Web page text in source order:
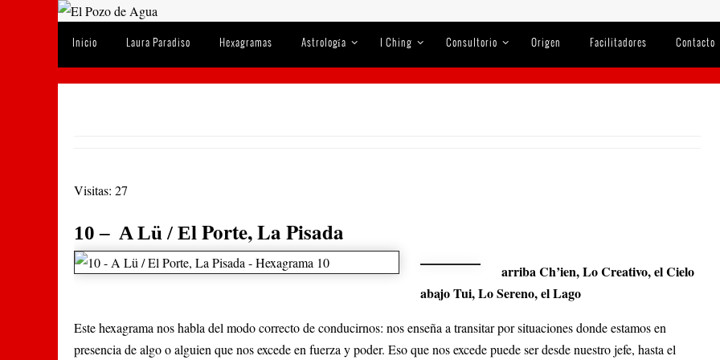
contenido
Inicio Laura Paradiso Hexagramas Astrología I Ching Consultorio Origen Facilitadores Contacto
Visitas: 27
10 – A Lü / El Porte, La Pisada
arriba Ch’ien, Lo Creativo, el Cielo
abajo Tui, Lo Sereno, el Lago
Este hexagrama nos habla del modo correcto de conducirnos: nos enseña a transitar por situaciones donde estamos en
presencia de algo o alguien que nos excede en fuerza y poder. Eso que nos excede puede ser desde nuestro jefe, hasta el